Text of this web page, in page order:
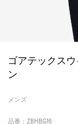
ゴアテックス
ン
メンズ
品番：ZBHBG16